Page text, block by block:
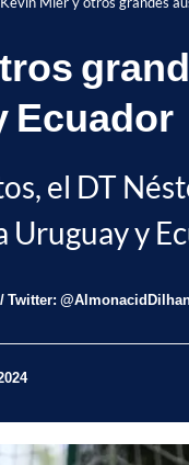
Ecuador
el DT
y
Twitter: